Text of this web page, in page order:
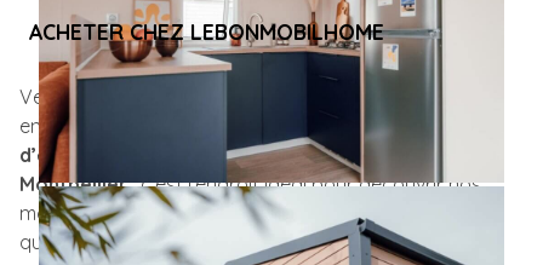
ACHETER CHEZ LEBONMOBILHOME
Vendeur de
entreprise exerce
parc
d’exposition
vous attend àAlès, à60 km de
Montpellier: c’est l’endroit idéal pour découvrir nos
modèles en conditions réelles et poser toutes vos
questions à notre équipe.